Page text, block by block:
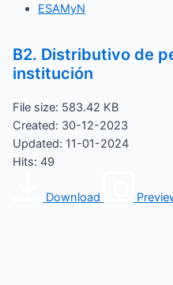
ESAMyN
B2. Distributivo de
institución
File size: 583.42 KB
Created: 30-12-2023
Updated: 11-01-2024
Hits: 49
Download